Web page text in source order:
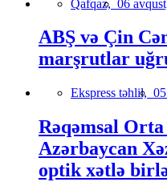
Qafqaz, 06
ABŞ və Çin
marşrutlar
Ekspress təhlil,
Rəqəmsal
Azərbaycan
optik xətlə